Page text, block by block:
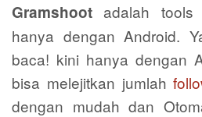
Gramshoot adalah tools
hanya dengan Android.
baca! kini hanya dengan
bisa melejitkan jumlah
dengan mudah dan